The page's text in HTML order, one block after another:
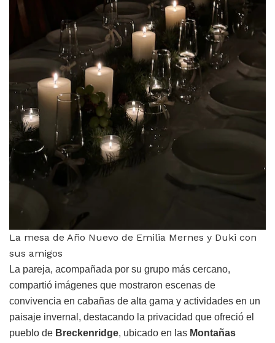
La mesa de Año Nuevo de Emilia Mernes y Duki con
sus amigos
La pareja, acompañada por su grupo más cercano,
compartió imágenes que mostraron escenas de
convivencia en cabañas de alta gama y actividades en un
paisaje invernal, destacando la privacidad que ofreció el
pueblo de Breckenridge, ubicado en las Montañas